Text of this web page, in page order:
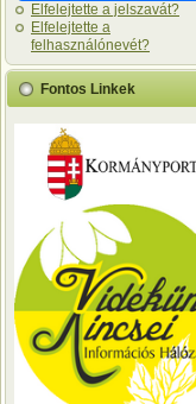
Elfelejtette a jelszavát?
Elfelejtette a
felhasználónevét?
Fontos Linkek